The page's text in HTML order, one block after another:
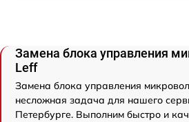
Замена блока управления
Leff
Замена блока управления
несложная задача для нашего
Петербурге. Выполним быстро и